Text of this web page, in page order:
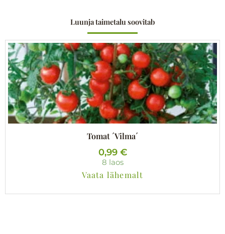
Luunja taimetalu soovitab
Tomat ´Vilma´
0,99 €
8 laos
Vaata lähemalt